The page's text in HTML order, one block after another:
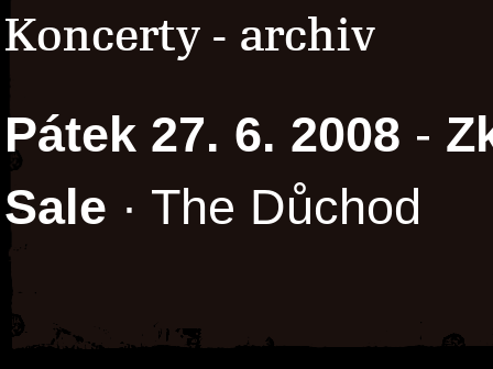
Koncerty - archiv
Pátek 27. 6. 2008 -
Sale · The Důchod